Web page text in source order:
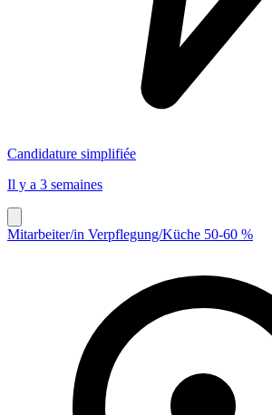
Candidature simplifiée
Il y a 3 semaines
Mitarbeiter/in Verpflegung/Küche 50-60 %